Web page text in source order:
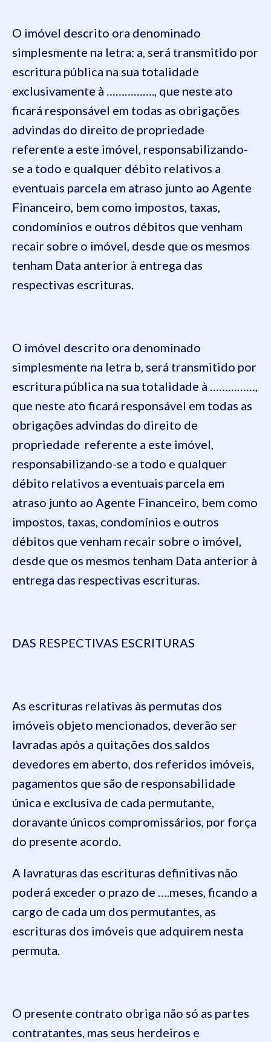
O imóvel descrito ora denominado
simplesmente na letra: a, será transmitido por
escritura pública na sua totalidade
exclusivamente à ……………., que neste ato
ficará responsável em todas as obrigações
advindas do direito de propriedade
referente a este imóvel, responsabilizando-
se a todo e qualquer débito relativos a
eventuais parcela em atraso junto ao Agente
Financeiro, bem como impostos, taxas,
condomínios e outros débitos que venham
recair sobre o imóvel, desde que os mesmos
tenham Data anterior à entrega das
respectivas escrituras.
O imóvel descrito ora denominado
simplesmente na letra b, será transmitido por
escritura pública na sua totalidade à ……………,
que neste ato ficará responsável em todas as
obrigações advindas do direito de
propriedade referente a este imóvel,
responsabilizando-se a todo e qualquer
débito relativos a eventuais parcela em
atraso junto ao Agente Financeiro, bem como
impostos, taxas, condomínios e outros
débitos que venham recair sobre o imóvel,
desde que os mesmos tenham Data anterior à
entrega das respectivas escrituras.
DAS RESPECTIVAS ESCRITURAS
As escrituras relativas às permutas dos
imóveis objeto mencionados, deverão ser
lavradas após a quitações dos saldos
devedores em aberto, dos referidos imóveis,
pagamentos que são de responsabilidade
única e exclusiva de cada permutante,
doravante únicos compromissários, por força
do presente acordo.
A lavraturas das escrituras definitivas não
poderá exceder o prazo de ….meses, ficando a
cargo de cada um dos permutantes, as
escrituras dos imóveis que adquirem nesta
permuta.
O presente contrato obriga não só as partes
contratantes, mas seus herdeiros e